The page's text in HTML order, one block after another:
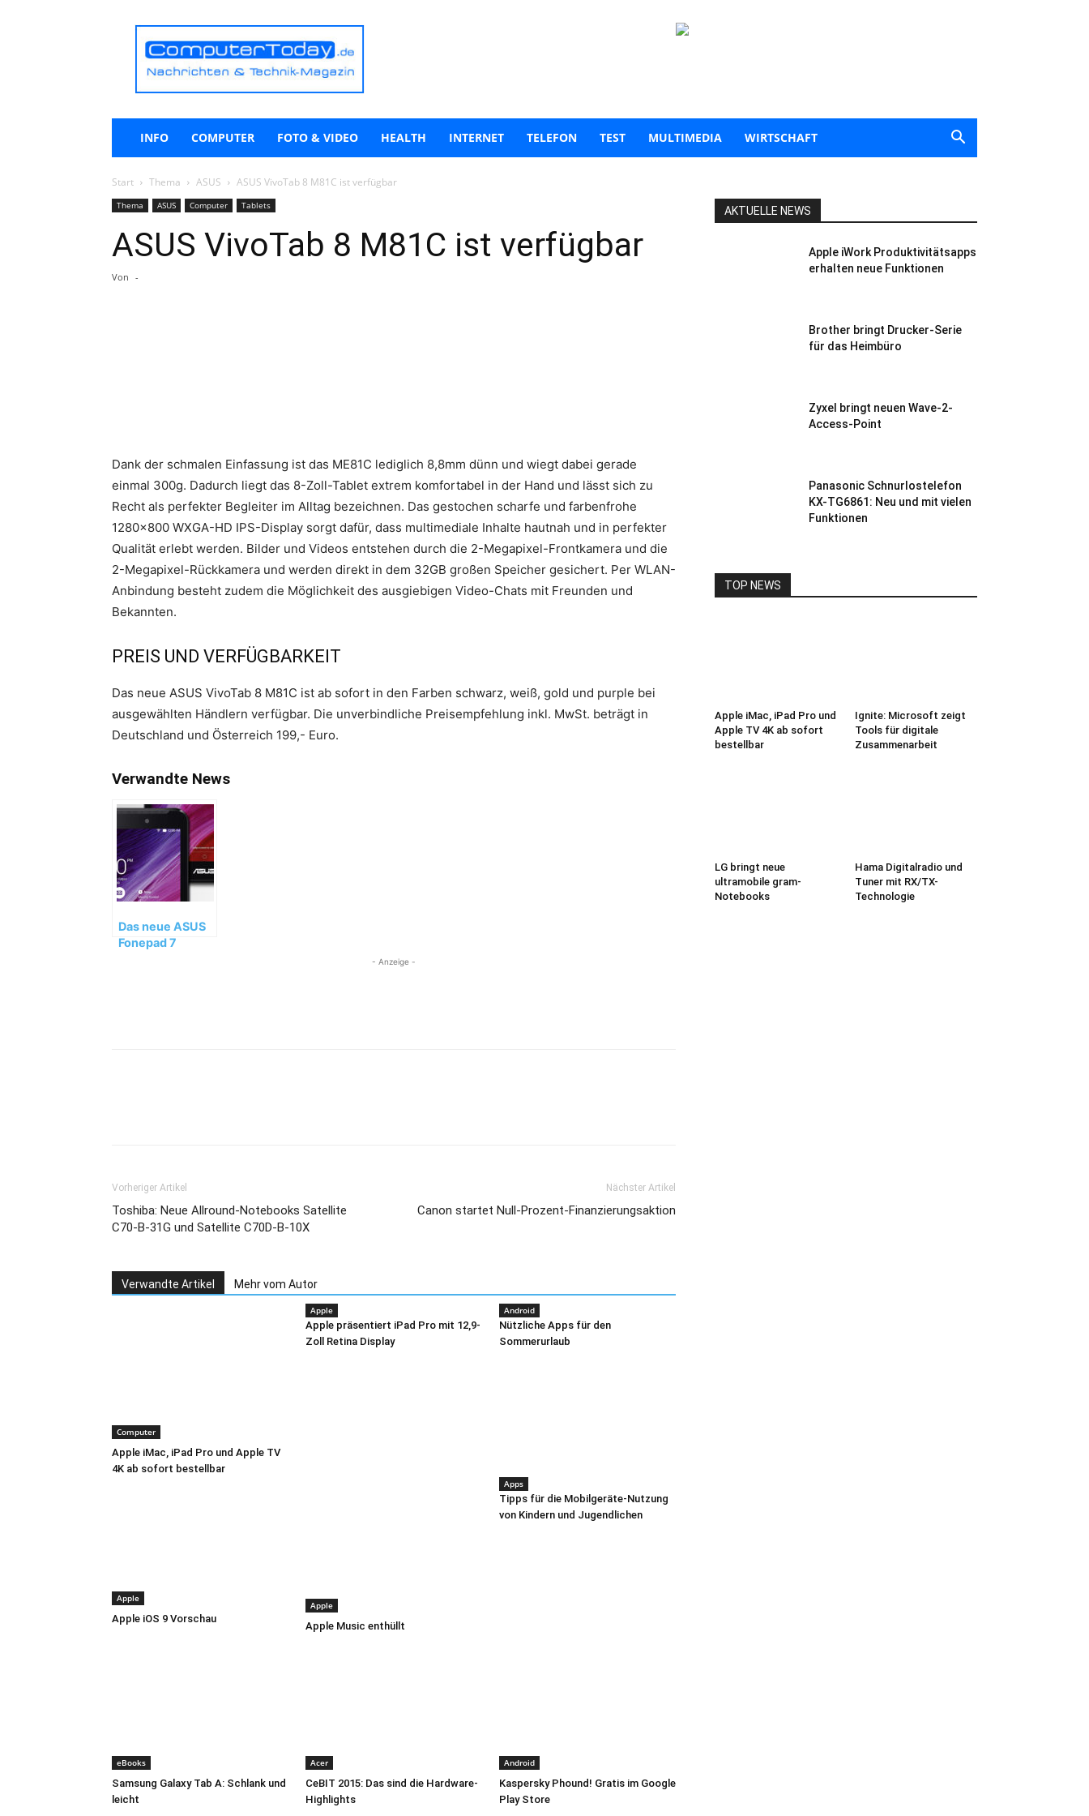
ComputerToday.de
INFO COMPUTER FOTO & VIDEO HEALTH INTERNET TELEFON TEST MULTIMEDIA WIRTSCHAFT
Start Thema ASUS ASUS VivoTab 8 M81C ist verfügbar
Thema ASUS Computer Tablets
ASUS VivoTab 8 M81C ist verfügbar
Von -
Dank der schmalen Einfassung ist das ME81C lediglich 8,8mm dünn und wiegt dabei gerade
einmal 300g. Dadurch liegt das 8-Zoll-Tablet extrem komfortabel in der Hand und lässt sich zu
Recht als perfekter Begleiter im Alltag bezeichnen. Das gestochen scharfe und farbenfrohe
1280×800 WXGA-HD IPS-Display sorgt dafür, dass multimediale Inhalte hautnah und in perfekter
Qualität erlebt werden. Bilder und Videos entstehen durch die 2-Megapixel-Frontkamera und die
2-Megapixel-Rückkamera und werden direkt in dem 32GB großen Speicher gesichert. Per WLAN-
Anbindung besteht zudem die Möglichkeit des ausgiebigen Video-Chats mit Freunden und
Bekannten.
PREIS UND VERFÜGBARKEIT
Das neue ASUS VivoTab 8 M81C ist ab sofort in den Farben schwarz, weiß, gold und purple bei
ausgewählten Händlern verfügbar. Die unverbindliche Preisempfehlung inkl. MwSt. beträgt in
Deutschland und Österreich 199,- Euro.
Verwandte News
Das neue ASUS
Fonepad 7
- Anzeige -
Vorheriger Artikel
Toshiba: Neue Allround-Notebooks Satellite
C70-B-31G und Satellite C70D-B-10X
Nächster Artikel
Canon startet Null-Prozent-Finanzierungsaktion
Verwandte Artikel Mehr vom Autor
Computer
Apple iMac, iPad Pro und Apple TV
4K ab sofort bestellbar
Apple
Apple präsentiert iPad Pro mit 12,9-
Zoll Retina Display
Android
Nützliche Apps für den
Sommerurlaub
Apple
Apple iOS 9 Vorschau
Apple
Apple Music enthüllt
Apps
Tipps für die Mobilgeräte-Nutzung
von Kindern und Jugendlichen
eBooks
Samsung Galaxy Tab A: Schlank und
leicht
Acer
CeBIT 2015: Das sind die Hardware-
Highlights
Android
Kaspersky Phound! Gratis im Google
Play Store
AKTUELLE NEWS
Apple iWork Produktivitätsapps
erhalten neue Funktionen
Brother bringt Drucker-Serie
für das Heimbüro
Zyxel bringt neuen Wave-2-
Access-Point
Panasonic Schnurlostelefon
KX-TG6861: Neu und mit vielen
Funktionen
TOP NEWS
Apple iMac, iPad Pro und
Apple TV 4K ab sofort
bestellbar
Ignite: Microsoft zeigt
Tools für digitale
Zusammenarbeit
LG bringt neue
ultramobile gram-
Notebooks
Hama Digitalradio und
Tuner mit RX/TX-
Technologie